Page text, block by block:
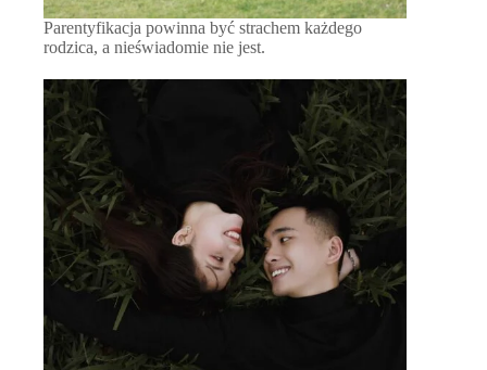
Parentyfikacja powinna być strachem każdego
rodzica, a nieświadomie nie jest.